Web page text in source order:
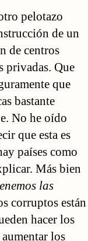
pelotazo
de un
de centros
privadas. Que
que
bastante
No he oído
que esta es
países como
Más bien
las
corruptos están
hacer los
los